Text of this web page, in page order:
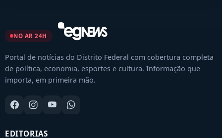
NO AR 24H
Portal de notícias do Distrito Federal com cobertura completa
de política, economia, esportes e cultura. Informação que
importa, em primeira mão.
EDITORIAS